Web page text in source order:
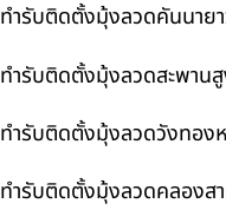
ำรับติดตั้งมุ้งลวดคันนาย
ำรับติดตั้งมุ้งลวดสะพาน
ำรับติดตั้งมุ้งลวดวังทอง
ำรับติดตั้งมุ้งลวดคลองส